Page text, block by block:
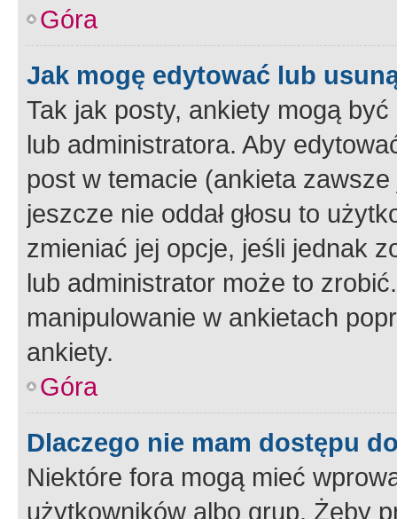
Góra
Jak mogę edytować lub
Tak jak posty, ankiety mogą
lub administratora. Aby
post w temacie (ankieta
jeszcze nie oddał głosu to
zmieniać jej opcje, jeśli jednak
lub administrator może to
manipulowanie w ankietach
ankiety.
Góra
Dlaczego nie mam dostępu
Niektóre fora mogą mieć
użytkowników albo grup. Żeby